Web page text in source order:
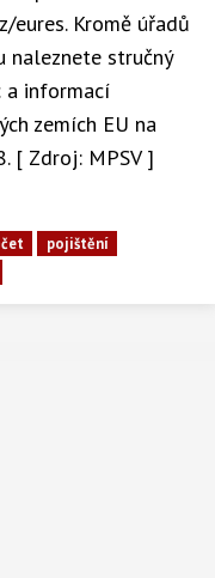
eures. Kromě úřadů
naleznete stručný
a informací
zemích EU na
[ Zdroj: MPSV ]
pojištění